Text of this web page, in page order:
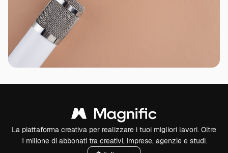
La piattaforma creativa per realizzare i tuoi migliori lavori. Oltre
1 milione di abbonati tra creativi, imprese, agenzie e studi.